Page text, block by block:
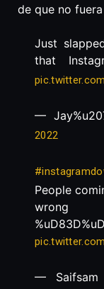
de que no
Just
that
—
2022
People
— Saifsam